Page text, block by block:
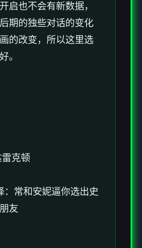
启也不会有新数据，
期的独些对话的变化
的改变，所以这里选
。
克顿
：常和安妮逼你选出史
友